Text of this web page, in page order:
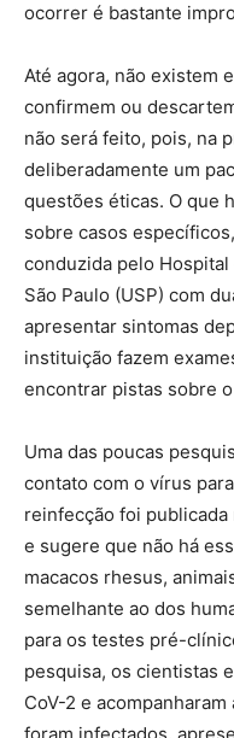
ocorrer é bastante
Até agora, não existem
confirmem ou
não será feito, pois, na
deliberadamente um
questões éticas. O que
sobre casos
conduzida pelo
São Paulo (USP) com
apresentar sintomas
instituição fazem
encontrar pistas sobre
Uma das poucas
contato com o vírus
reinfecção foi
e sugere que não há
macacos rhesus,
semelhante ao dos
para os testes pré-
pesquisa, os cientistas
CoV-2 e